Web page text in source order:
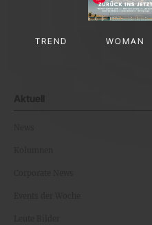
TREND WOMAN